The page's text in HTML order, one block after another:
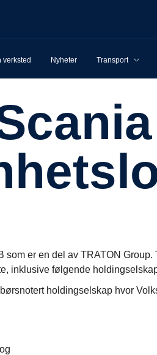
verksted Nyheter Transport
er en del av TRATON
inklusive følgende
holdingselskap hvor